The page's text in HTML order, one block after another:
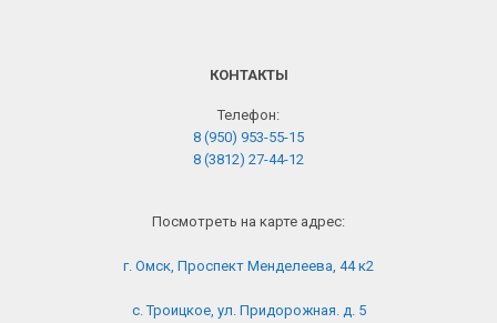
КОНТАКТЫ
Телефон:
8 (950) 953-55-15
8 (3812) 27-44-12
Посмотреть на карте адрес:
г. Омск, Проспект Менделеева, 44 к2
с. Троицкое, ул. Придорожная. д. 5